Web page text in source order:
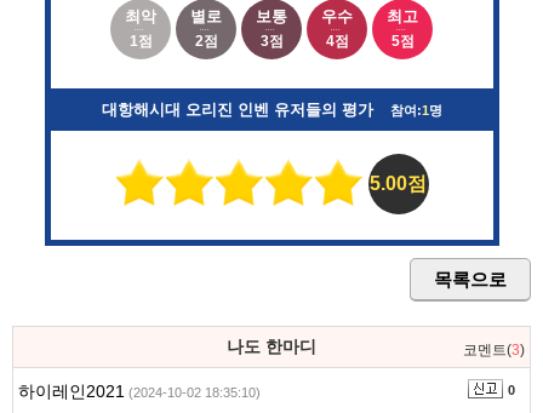
최악
1점
별로
2점
보통
3점
우수
4점
최고
5점
대항해시대 오리진 인벤 유저들의 평가 참여:1명
5.00점
목록으로
나도 한마디 코멘트(3)
하이레인2021 (2024-10-02 18:35:10) 0